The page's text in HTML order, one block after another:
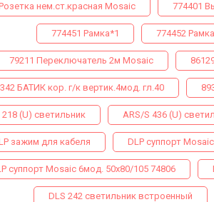
нем.ст.красная Mosaic 774401
774451 Рамка*1 774452
79211 Переключатель 2м Mosaic
БАТИК кор. г/к вертик.4мод. гл.40
218 (U) светильник ARS/S 436 (U)
зажим для кабеля DLP суппорт
суппорт Mosaic 6мод. 50х80/105 74806
DLS 242 светильник встроенный